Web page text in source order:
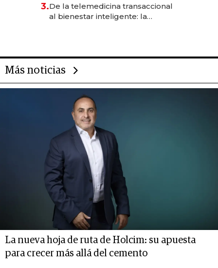
las marcas "fast premium"
3.De la telemedicina transaccional
al bienestar inteligente: la
Más noticias
La nueva hoja de ruta de Holcim: su apuesta
para crecer más allá del cemento